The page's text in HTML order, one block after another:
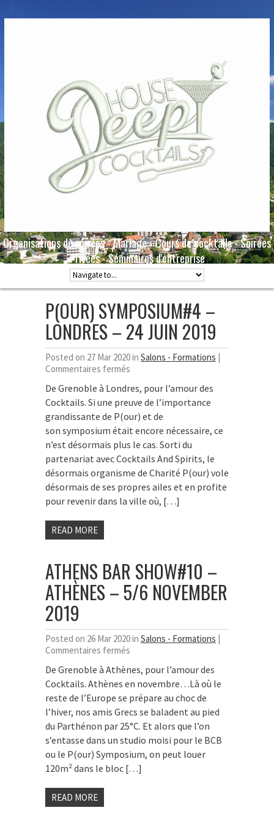
Organisations de soirées - Mariage - Cours de cocktails - Soirées
Privées - Séminaires d'entreprise
P(OUR) SYMPOSIUM#4 –
LONDRES – 24 JUIN 2019
Posted on 27 Mar 2020 in Salons - Formations |
Commentaires fermés
Symposium#4
–
Londres
–
24
juin
2019
De Grenoble à Londres, pour l’amour des
Cocktails. Si une preuve de l’importance
grandissante de P(our) et de
son symposium était encore nécessaire, ce
n’est désormais plus le cas. Sorti du
partenariat avec Cocktails And Spirits, le
désormais organisme de Charité P(our) vole
désormais de ses propres ailes et en profite
pour revenir dans la ville où, […]
READ MORE
ATHENS BAR SHOW#10 –
ATHÈNES – 5/6 NOVEMBER
2019
Posted on 26 Mar 2020 in Salons - Formations |
Commentaires fermés
Bar
Show#10
–
Athènes
–
5/6
November
2019
De Grenoble à Athènes, pour l’amour des
Cocktails. Athènes en novembre…Là où le
reste de l’Europe se prépare au choc de
l’hiver, nos amis Grecs se baladent au pied
du Parthénon par 25°C. Et alors que l’on
s’entasse dans un studio moisi pour le BCB
ou le P(our) Symposium, on peut louer
120m² dans le bloc […]
READ MORE